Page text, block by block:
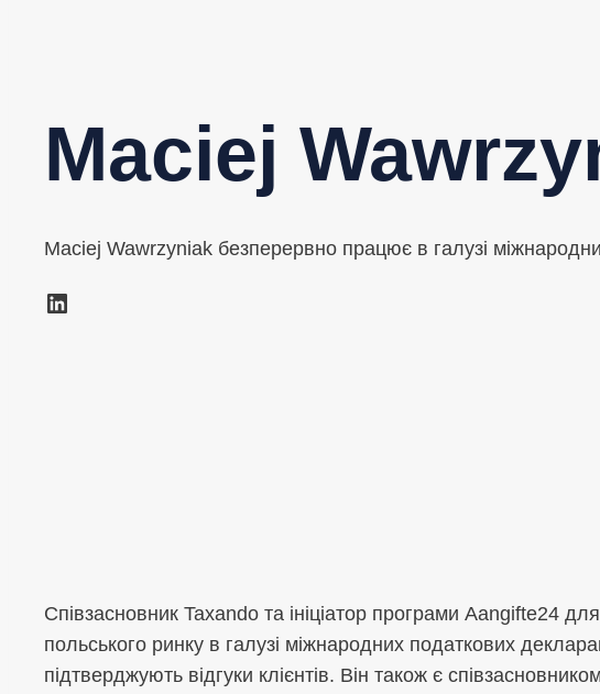
Maciej
Maciej Wawrzyniak безперервно працює в галузі
LinkedIn
Співзасновник Taxando та ініціатор програми Aangifte24
польського ринку в галузі міжнародних податкових
підтверджують відгуки клієнтів. Він також є